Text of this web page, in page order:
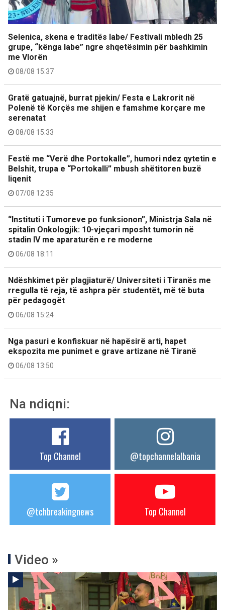
Selenica, skena e traditës labe/ Festivali mbledh 25
grupe, “kënga labe” ngre shqetësimin për bashkimin
me Vlorën
08/08 15:37
Gratë gatuajnë, burrat pjekin/ Festa e Lakrorit në
Polenë të Korçës me shijen e famshme korçare me
serenatat
08/08 15:33
Festë me “Verë dhe Portokalle”, humori ndez qytetin e
Belshit, trupa e “Portokalli” mbush shëtitoren buzë
liqenit
07/08 12:35
“Instituti i Tumoreve po funksionon”, Ministrja Sala në
spitalin Onkologjik: 10-vjeçari mposht tumorin në
stadin IV me aparaturën e re moderne
06/08 18:11
Ndëshkimet për plagjiaturë/ Universiteti i Tiranës me
rregulla të reja, të ashpra për studentët, më të buta
për pedagogët
06/08 15:24
Nga pasuri e konfiskuar në hapësirë arti, hapet
ekspozita me punimet e grave artizane në Tiranë
06/08 13:50
Na ndiqni:
Top Channel @topchannelalbania
@tchbreakingnews Top Channel
Video »